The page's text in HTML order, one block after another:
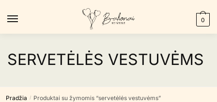
0
SERVETĖLĖS VESTUVĖMS
Pradžia / Produktai su žymomis “servetėlės vestuvėms”